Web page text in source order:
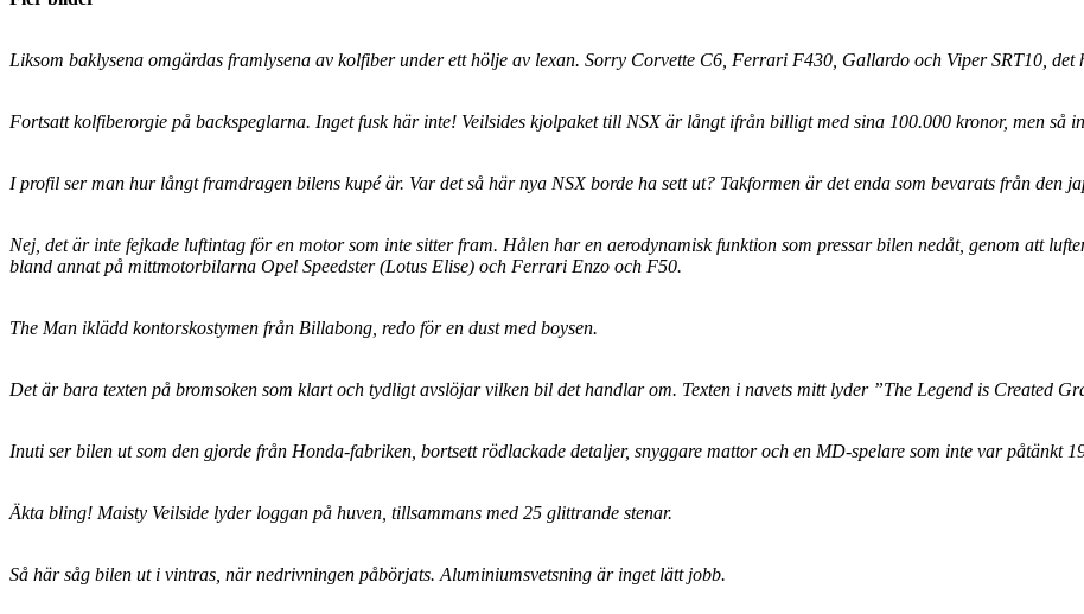
Liksom baklysena omgärdas framlysena av kolfiber under ett hölje av lexan. Sorry Corvette C6, Ferrari F430, Gallardo och Viper SRT10, det
Fortsatt kolfiberorgie på backspeglarna. Inget fusk här inte! Veilsides kjolpaket till NSX är långt ifrån billigt med sina 100.000 kronor, men så
I profil ser man hur långt framdragen bilens kupé är. Var det så här nya NSX borde ha sett ut? Takformen är det enda som bevarats från den
Nej, det är inte fejkade luftintag för en motor som inte sitter fram. Hålen har en aerodynamisk funktion som pressar bilen nedåt, genom att
bland annat på mittmotorbilarna Opel Speedster (Lotus Elise) och Ferrari Enzo och F50.
The Man iklädd kontorskostymen från Billabong, redo för en dust med boysen.
Det är bara texten på bromsoken som klart och tydligt avslöjar vilken bil det handlar om. Texten i navets mitt lyder ”The Legend is Created
Inuti ser bilen ut som den gjorde från Honda-fabriken, bortsett rödlackade detaljer, snyggare mattor och en MD-spelare som inte var påtänkt
Äkta bling! Maisty Veilside lyder loggan på huven, tillsammans med 25 glittrande stenar.
Så här såg bilen ut i vintras, när nedrivningen påbörjats. Aluminiumsvetsning är inget lätt jobb.